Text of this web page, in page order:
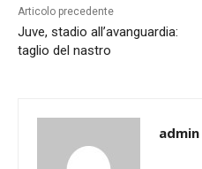
Articolo precedente
Juve, stadio all’avanguardia:
taglio del nastro
admin